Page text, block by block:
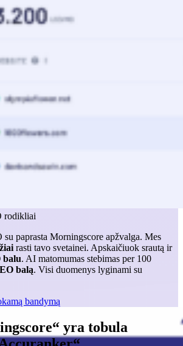
rodikliai
paprasta Morningscore apžvalga. Mes
rasti tavo svetainei. Apskaičiuok srautą ir
balu. AI matomumas stebimas per 100
balą. Visi duomenys lyginami su
bandymą
yra tobula